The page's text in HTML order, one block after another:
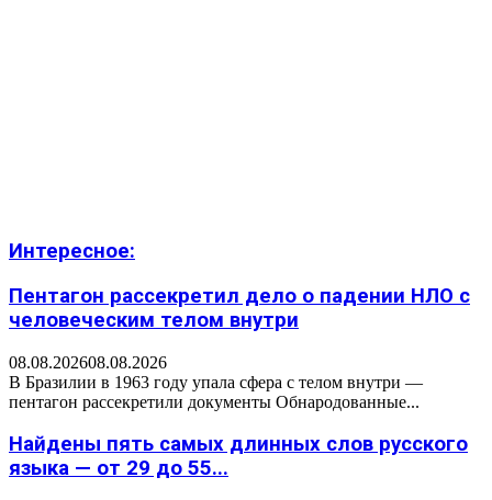
Интересное:
Пентагон рассекретил дело о падении НЛО с
человеческим телом внутри
08.08.202608.08.2026
В Бразилии в 1963 году упала сфера с телом внутри —
пентагон рассекретили документы Обнародованные...
Найдены пять самых длинных слов русского
языка — от 29 до 55...